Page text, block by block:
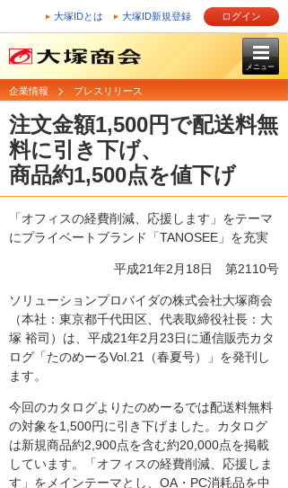
大塚IDとは 大塚ID新規登録 ログイン
メニュー
企業情報 プレスリリース
注文金額1,500円で配送料無
料に引き下げ、
商品約1,500点を値下げ
「オフィスの経費削減、応援します」をテーマ
にプライベートブランド「TANOSEE」を充実
平成21年2月18日 第2110号
ソリューションプロバイダの株式会社大塚商会
（本社：東京都千代田区、代表取締役社長：大
塚 裕司）は、平成21年2月23日に通信販売カタ
ログ「たのめーるVol.21（春夏号）」を発刊し
ます。
今回のカタログよりたのめーるでは配送料無料
の対象を1,500円に引き下げました。カタログ
は新規商品約2,900点を含む約20,000点を掲載
しています。「オフィスの経費削減、応援しま
す」をメインテーマとし、OA・PC消耗品を中